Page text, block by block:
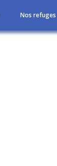
Nos refuges